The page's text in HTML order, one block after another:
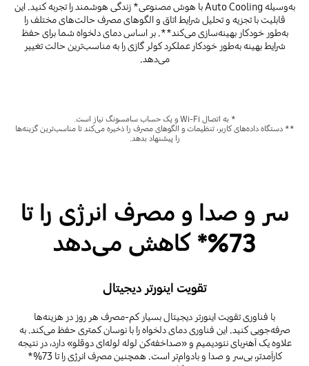
به‌وسیله Auto Cooling با هوش مصنوعی* زندگی هوشمند را تجربه کنید. این
قابلیت با تجزیه و تحلیل شرایط اتاق و الگوهای مصرف حالت‌های مختلف را
به‌طور خودکار بهینه‌سازی می‌کند**. بر اساس دمای دلخواه شما برای حفظ
شرایط بهینه به‌طور خودکار عملکرد کولر گازی را به مناسب‌ترین حالت تغییر
می‌دهد.
* به اتصال Wi-Fi و یک حساب سامسونگ نیاز است.
** دستگاه داده‌های کاربر، تنظیمات و الگوهای مصرف را ذخیره می‌کند تا مناسب‌ترین گزینه‌ها
را پیشنهاد بدهد.
سر و صدا و مصرف انرژی را تا
73%* کاهش می‌دهد
تقویت اینورتر دیجیتال
با فناوری تقویت اینورتر دیجیتال بسیار کم-مصرف هر روز در هزینه‌ها
صرفه‌جویی کنید. این فناوری دمای دلخواه را با نوسان کمتری حفظ می‌کند. به
علاوه یک آهنربای نئودیمیم و «صداخفه‌کن لوله لوله‌ای دوقلو» دارد، در نتیجه
کارآمدتر، بی‌سر و صدا و بادوام‌تر است. همچنین مصرف انرژی را تا 73%*